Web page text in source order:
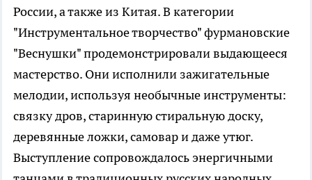
России, а также из Китая. В категории
"Инструментальное творчество" фурмановские
"Веснушки" продемонстрировали выдающееся
мастерство. Они исполнили зажигательные
мелодии, используя необычные инструменты:
связку дров, старинную стиральную доску,
деревянные ложки, самовар и даже утюг.
Выступление сопровождалось энергичными